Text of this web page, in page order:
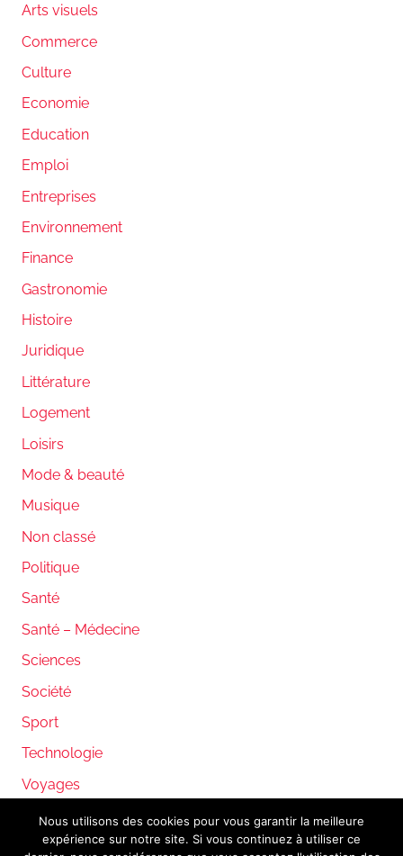
Arts visuels
Commerce
Culture
Economie
Education
Emploi
Entreprises
Environnement
Finance
Gastronomie
Histoire
Juridique
Littérature
Logement
Loisirs
Mode & beauté
Musique
Non classé
Politique
Santé
Santé – Médecine
Sciences
Société
Sport
Technologie
Voyages
Nous utilisons des cookies pour vous garantir la meilleure
expérience sur notre site. Si vous continuez à utiliser ce